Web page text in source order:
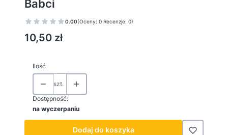
Babci
0.00(Oceny: 0 Recenzje: 0)
Cena
10,50 zł
Ilość
szt.
Dostępność:
na wyczerpaniu
Dodaj do koszyka